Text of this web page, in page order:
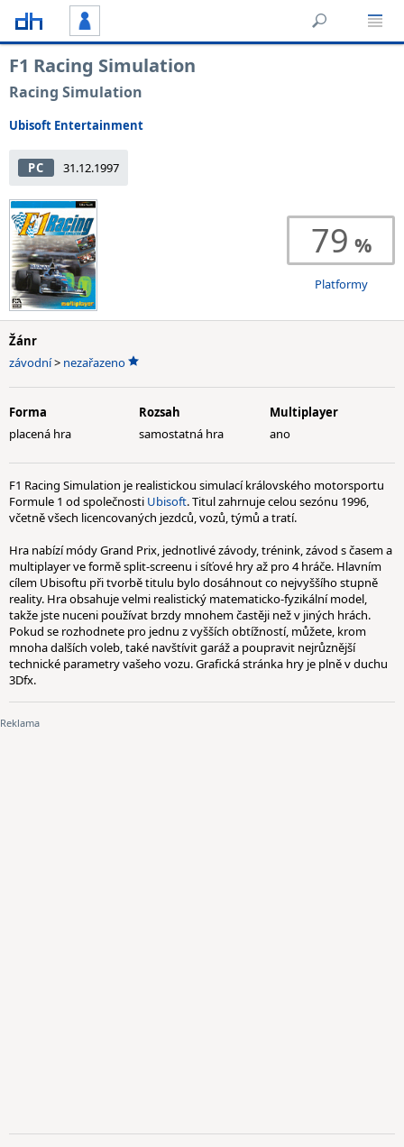
F1 Racing Simulation
Racing Simulation
Ubisoft Entertainment
PC 31.12.1997
79
Platformy
Žánr
závodní> nezařazeno
Forma
placená hra
Rozsah
samostatná hra
Multiplayer
ano
F1 Racing Simulation je realistickou simulací královského motorsportu
Formule 1 od společnosti Ubisoft. Titul zahrnuje celou sezónu 1996,
včetně všech licencovaných jezdců, vozů, týmů a tratí.
Hra nabízí módy Grand Prix, jednotlivé závody, trénink, závod s časem a
multiplayer ve formě split-screenu i síťové hry až pro 4 hráče. Hlavním
cílem Ubisoftu při tvorbě titulu bylo dosáhnout co nejvyššího stupně
reality. Hra obsahuje velmi realistický matematicko-fyzikální model,
takže jste nuceni používat brzdy mnohem častěji než v jiných hrách.
Pokud se rozhodnete pro jednu z vyšších obtížností, můžete, krom
mnoha dalších voleb, také navštívit garáž a poupravit nejrůznější
technické parametry vašeho vozu. Grafická stránka hry je plně v duchu
3Dfx.